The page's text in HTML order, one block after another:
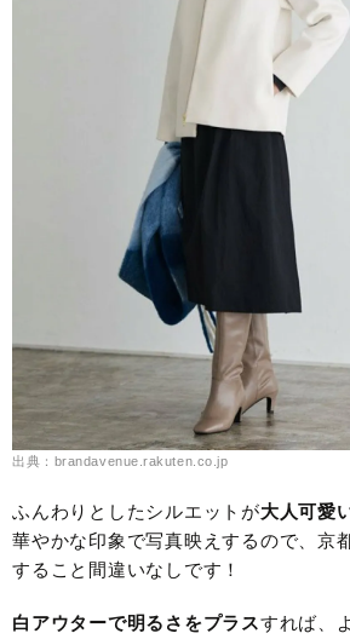
出典：brandavenue.rakuten.co.jp
ふんわりとしたシルエットが大人可愛
華やかな印象で写真映えするので、京
すること間違いなしです！
白アウターで明るさをプラスすれば、